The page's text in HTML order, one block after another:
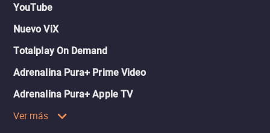
YouTube
Nuevo ViX
Totalplay On Demand
Adrenalina Pura+ Prime Video
Adrenalina Pura+ Apple TV
Ver más